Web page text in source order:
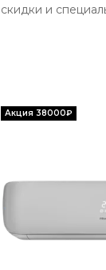
скидки и